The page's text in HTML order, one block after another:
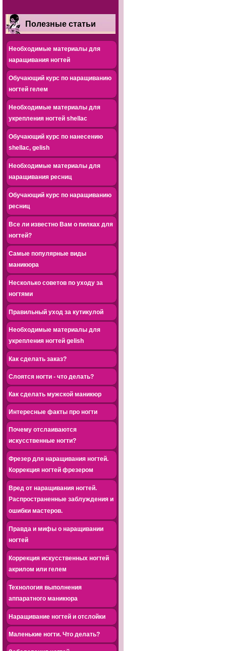
Полезные статьи
Необходимые материалы для
наращивания ногтей
Обучающий курс по наращиванию
ногтей гелем
Необходимые материалы для
укрепления ногтей shellac
Обучающий курс по нанесению
shellac, gelish
Необходимые материалы для
наращивания ресниц
Обучающий курс по наращиванию
ресниц
Все ли известно Вам о пилках для
ногтей?
Самые популярные виды
маникюра
Несколько советов по уходу за
ногтями
Правильный уход за кутикулой
Необходимые материалы для
укрепления ногтей gelish
Как сделать заказ?
Слоятся ногти - что делать?
Как сделать мужской маникюр
Интересные факты про ногти
Почему отслаиваются
искусственные ногти?
Фрезер для наращивания ногтей.
Коррекция ногтей фрезером
Вред от наращивания ногтей.
Распространенные заблуждения и
ошибки мастеров.
Правда и мифы о наращивании
ногтей
Коррекция искусственных ногтей
акрилом или гелем
Технология выполнения
аппаратного маникюра
Наращивание ногтей и отслойки
Маленькие ногти. Что делать?